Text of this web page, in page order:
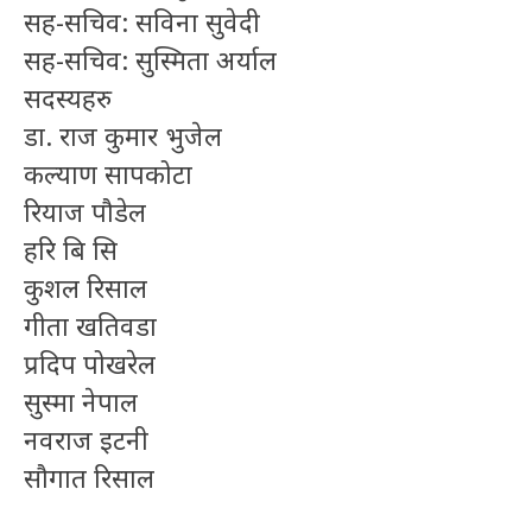
सह-सचिव: सविना सुवेदी
सह-सचिव: सुस्मिता अर्याल
सदस्यहरु
डा. राज कुमार भुजेल
कल्याण सापकोटा
रियाज पौडेल
हरि बि सि
कुशल रिसाल
गीता खतिवडा
प्रदिप पोखरेल
सुस्मा नेपाल
नवराज इटनी
सौगात रिसाल